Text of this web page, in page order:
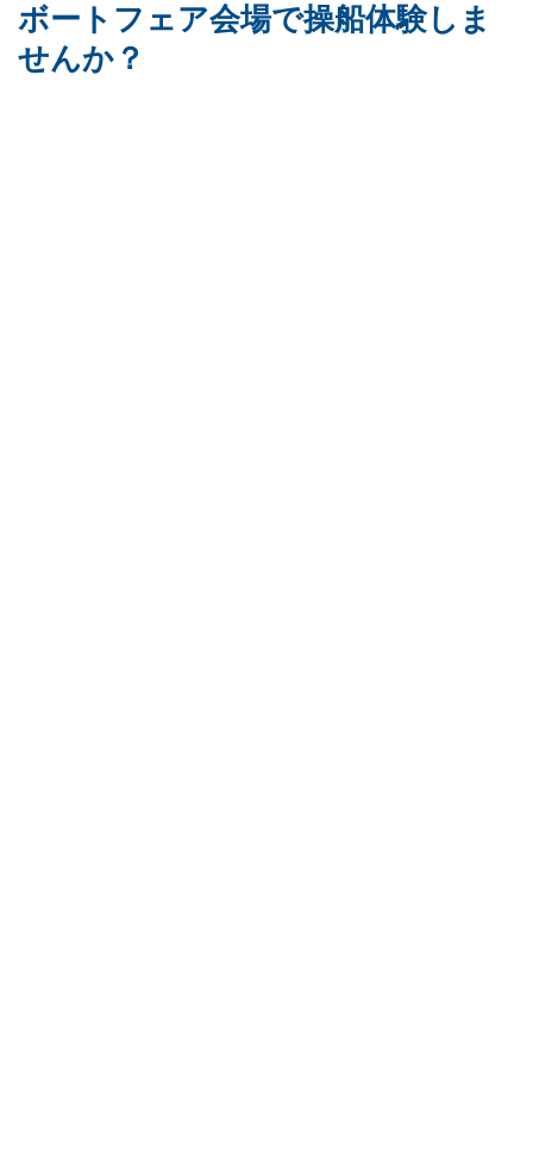
ボートフェア会場で操船体験しま
せんか？